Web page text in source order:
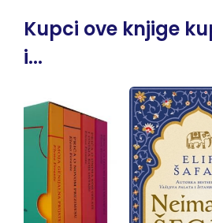
Kupci ove knjige
i...